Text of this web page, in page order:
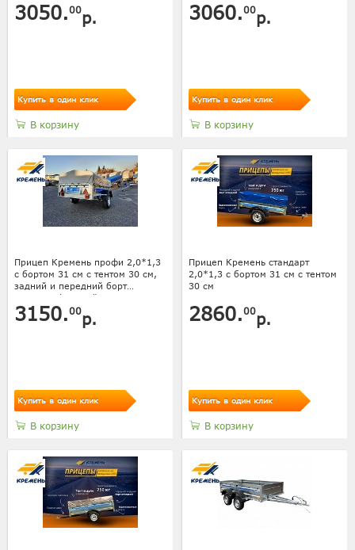
3050.00р.
Купить в один клик
В корзину
3060.00р.
Купить в один клик
В корзину
Прицеп Кремень профи 2,0*1,3
с бортом 31 см с тентом 30 см,
задний и передний борт
усилены фанерой
3150.00р.
Купить в один клик
В корзину
Прицеп Кремень стандарт
2,0*1,3 с бортом 31 см с тентом
30 см
2860.00р.
Купить в один клик
В корзину